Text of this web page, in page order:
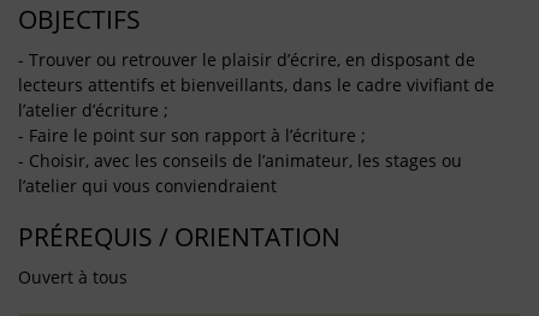
OBJECTIFS
- Trouver ou retrouver le plaisir d’écrire, en disposant de
lecteurs attentifs et bienveillants, dans le cadre vivifiant de
l’atelier d’écriture ;
- Faire le point sur son rapport à l’écriture ;
- Choisir, avec les conseils de l’animateur, les stages ou
l’atelier qui vous conviendraient
PRÉREQUIS / ORIENTATION
Ouvert à tous